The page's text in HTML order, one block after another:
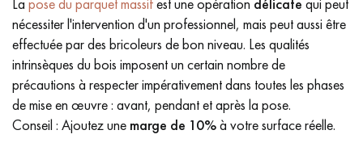
La pose du parquet massifest une opération délicate qui peut
nécessiter l'intervention d'un professionnel, mais peut aussi être
effectuée par des bricoleurs de bon niveau. Les qualités
intrinsèques du bois imposent un certain nombre de
précautions à respecter impérativement dans toutes les phases
de mise en œuvre : avant, pendant et après la pose.
Conseil : Ajoutez une marge de 10%à votre surface réelle.